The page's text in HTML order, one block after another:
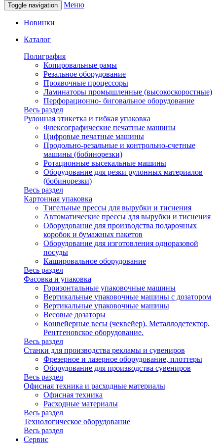
Toggle navigation Меню
Новинки
Каталог
Полиграфия
Копировальные рамы
Резальное оборудование
Проявочные процессоры
Ламинаторы промышленные (высокоскоростные)
Перфорационно- биговальное оборудование
Весь раздел
Рулонная этикетка и гибкая упаковка
Флексографические печатные машины
Цифровые печатные машины
Продольно-резальные и контрольно-счетные
машины (бобинорезки)
Ротационные высекальные машины
Оборудование для резки рулонных материалов
(бобинорезки)
Весь раздел
Картонная упаковка
Тигельные прессы для вырубки и тиснения
Автоматические прессы для вырубки и тиснения
Оборудование для производства подарочных
коробок и бумажных пакетов
Оборудование для изготовления одноразовой
посуды
Кашировальное оборудование
Весь раздел
Фасовка и упаковка
Горизонтальные упаковочные машины
Вертикальные упаковочные машины с дозатором
Вертикальные упаковочные машины
Весовые дозаторы
Конвейерные весы (чеквейер). Металлодетектор.
Рентгеновское оборудование.
Весь раздел
Станки для производства рекламы и сувениров
Фрезерное и лазерное оборудование, плоттеры
Оборудование для производства сувениров
Весь раздел
Офисная техника и расходные материалы
Офисная техника
Расходные материалы
Весь раздел
Технологическое оборудование
Весь раздел
Сервис